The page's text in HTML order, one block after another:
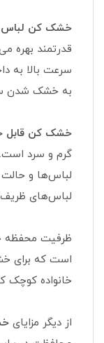
خشک کن لباس
قدرتمند بهره
سرعت بالا به
به خشک شدن
خشک کن قابل
گرم و سرد
لباس‌ها و حالت
لباس‌های
است که برای
خانواده کوچک
از دیگر مزایای